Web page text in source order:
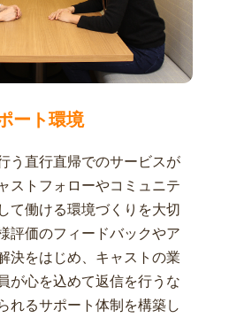
ート環境
う直行直帰でのサービスが
ストフォローやコミュニテ
て働ける環境づくりを大切
評価のフィードバックやア
決をはじめ、キャストの業
が心を込めて返信を行うな
れるサポート体制を構築し